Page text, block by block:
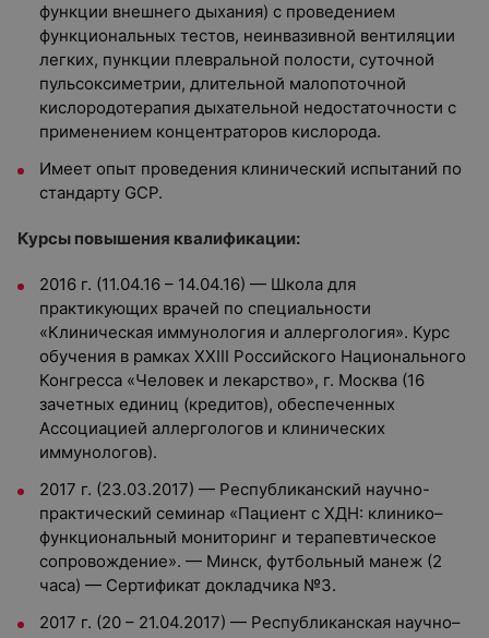
функции внешнего дыхания) с проведением
функциональных тестов, неинвазивной вентиляции
легких, пункции плевральной полости, суточной
пульсоксиметрии, длительной малопоточной
кислородотерапия дыхательной недостаточности с
применением концентраторов кислорода.
Имеет опыт проведения клинический испытаний по
стандарту GCP.
Курсы повышения квалификации:
2016 г. (11.04.16 – 14.04.16) — Школа для
практикующих врачей по специальности
«Клиническая иммунология и аллергология». Курс
обучения в рамках XXIII Российского Национального
Конгресса «Человек и лекарство», г. Москва (16
зачетных единиц (кредитов), обеспеченных
Ассоциацией аллергологов и клинических
иммунологов).
2017 г. (23.03.2017) — Республиканский научно-
практический семинар «Пациент с ХДН: клинико–
функциональный мониторинг и терапевтическое
сопровождение». — Минск, футбольный манеж (2
часа) — Сертификат докладчика №3.
2017 г. (20 – 21.04.2017) — Республиканская научно–